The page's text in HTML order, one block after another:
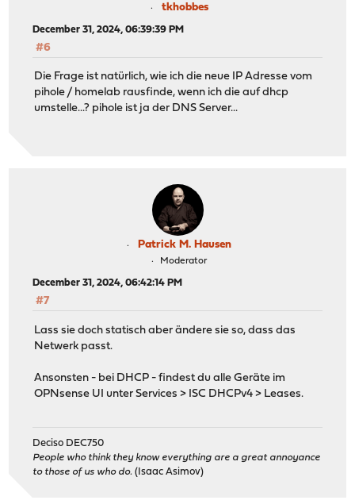
tkhobbes
December 31, 2024, 06:39:39 PM
#6
Die Frage ist natürlich, wie ich die neue IP Adresse vom
pihole / homelab rausfinde, wenn ich die auf dhcp
umstelle...? pihole ist ja der DNS Server...
Patrick M. Hausen
Moderator
December 31, 2024, 06:42:14 PM
#7
Lass sie doch statisch aber ändere sie so, dass das
Netwerk passt.
Ansonsten - bei DHCP - findest du alle Geräte im
OPNsense UI unter Services > ISC DHCPv4 > Leases.
Deciso DEC750
People who think they know everything are a great annoyance
to those of us who do. (Isaac Asimov)